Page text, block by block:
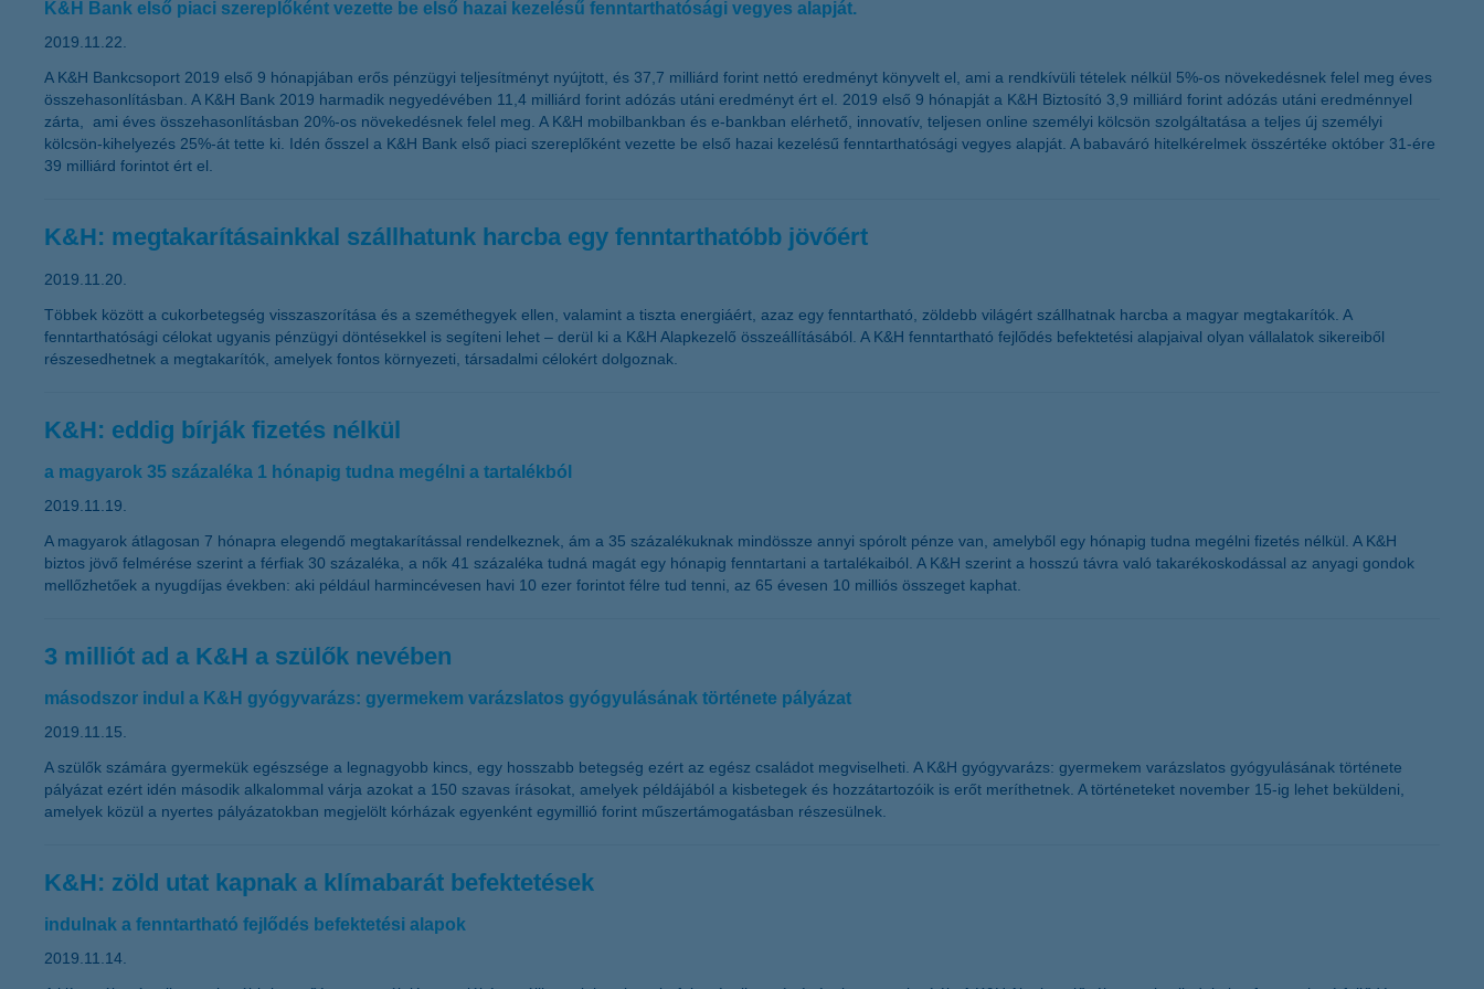
K&H Bank első piaci szereplőként vezette be első hazai kezelésű fenntarthatósági vegyes alapját.
2019.11.22.
A K&H Bankcsoport 2019 első 9 hónapjában erős pénzügyi teljesítményt nyújtott, és 37,7 milliárd forint nettó eredményt könyvelt el, ami a rendkívüli tételek nélkül 5%-os növekedésnek felel meg éves
összehasonlításban. A K&H Bank 2019 harmadik negyedévében 11,4 milliárd forint adózás utáni eredményt ért el. 2019 első 9 hónapját a K&H Biztosító 3,9 milliárd forint adózás utáni eredménnyel
zárta, ami éves összehasonlításban 20%-os növekedésnek felel meg. A K&H mobilbankban és e-bankban elérhető, innovatív, teljesen online személyi kölcsön szolgáltatása a teljes új személyi
kölcsön-kihelyezés 25%-át tette ki. Idén ősszel a K&H Bank első piaci szereplőként vezette be első hazai kezelésű fenntarthatósági vegyes alapját. A babaváró hitelkérelmek összértéke október 31-ére
39 milliárd forintot ért el.
K&H: megtakarításainkkal szállhatunk harcba egy fenntarthatóbb jövőért
2019.11.20.
Többek között a cukorbetegség visszaszorítása és a szeméthegyek ellen, valamint a tiszta energiáért, azaz egy fenntartható, zöldebb világért szállhatnak harcba a magyar megtakarítók. A
fenntarthatósági célokat ugyanis pénzügyi döntésekkel is segíteni lehet – derül ki a K&H Alapkezelő összeállításából. A K&H fenntartható fejlődés befektetési alapjaival olyan vállalatok sikereiből
részesedhetnek a megtakarítók, amelyek fontos környezeti, társadalmi célokért dolgoznak.
K&H: eddig bírják fizetés nélkül
a magyarok 35 százaléka 1 hónapig tudna megélni a tartalékból
2019.11.19.
A magyarok átlagosan 7 hónapra elegendő megtakarítással rendelkeznek, ám a 35 százalékuknak mindössze annyi spórolt pénze van, amelyből egy hónapig tudna megélni fizetés nélkül. A K&H
biztos jövő felmérése szerint a férfiak 30 százaléka, a nők 41 százaléka tudná magát egy hónapig fenntartani a tartalékaiból. A K&H szerint a hosszú távra való takarékoskodással az anyagi gondok
mellőzhetőek a nyugdíjas években: aki például harmincévesen havi 10 ezer forintot félre tud tenni, az 65 évesen 10 milliós összeget kaphat.
3 milliót ad a K&H a szülők nevében
másodszor indul a K&H gyógyvarázs: gyermekem varázslatos gyógyulásának története pályázat
2019.11.15.
A szülők számára gyermekük egészsége a legnagyobb kincs, egy hosszabb betegség ezért az egész családot megviselheti. A K&H gyógyvarázs: gyermekem varázslatos gyógyulásának története
pályázat ezért idén második alkalommal várja azokat a 150 szavas írásokat, amelyek példájából a kisbetegek és hozzátartozóik is erőt meríthetnek. A történeteket november 15-ig lehet beküldeni,
amelyek közül a nyertes pályázatokban megjelölt kórházak egyenként egymillió forint műszertámogatásban részesülnek.
K&H: zöld utat kapnak a klímabarát befektetések
indulnak a fenntartható fejlődés befektetési alapok
2019.11.14.